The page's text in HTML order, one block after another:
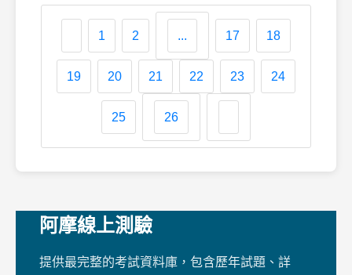
1 2 ... 17 18
19 20 21 22 23 24
25 26
阿摩線上測驗
提供最完整的考試資料庫，包含歷年試題、詳